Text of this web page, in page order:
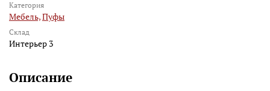
Категория
Мебель,Пуфы
Склад
Интерьер 3
Описание